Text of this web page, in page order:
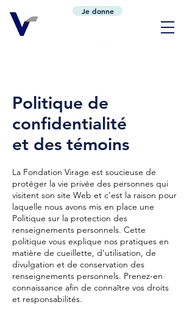
Je donne
Politique de
confidentialité
et des témoins
La Fondation Virage est soucieuse de
protéger la vie privée des personnes qui
visitent son site Web et c’est la raison pour
laquelle nous avons mis en place une
Politique sur la protection des
renseignements personnels. Cette
politique vous explique nos pratiques en
matière de cueillette, d’utilisation, de
divulgation et de conservation des
renseignements personnels. Prenez-en
connaissance afin de connaître vos droits
et responsabilités.